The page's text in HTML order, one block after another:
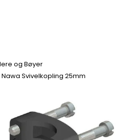
og Bøyer
Nawa Svivelkopling 25mm